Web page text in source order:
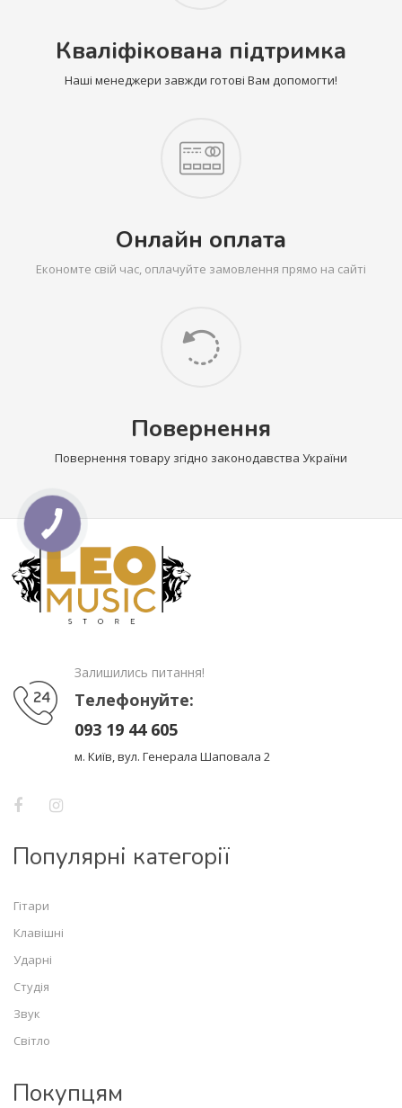
Кваліфікована підтримка
Наші менеджери завжди готові Вам допомогти!
Онлайн оплата
Економте свій час, оплачуйте замовлення прямо на сайті
Повернення
Повернення товару згідно законодавства України
Залишились питання!
Телефонуйте:
093 19 44 605
м. Київ, вул. Генерала Шаповала 2
Популярні категорії
Гітари
Клавішні
Ударні
Студія
Звук
Світло
Покупцям